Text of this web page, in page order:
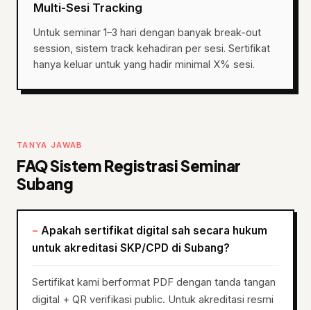
Multi-Sesi Tracking
Untuk seminar 1–3 hari dengan banyak break-out
session, sistem track kehadiran per sesi. Sertifikat
hanya keluar untuk yang hadir minimal X% sesi.
TANYA JAWAB
FAQ Sistem Registrasi Seminar
Subang
Apakah sertifikat digital sah secara hukum
untuk akreditasi SKP/CPD di Subang?
Sertifikat kami berformat PDF dengan tanda tangan
digital + QR verifikasi public. Untuk akreditasi resmi